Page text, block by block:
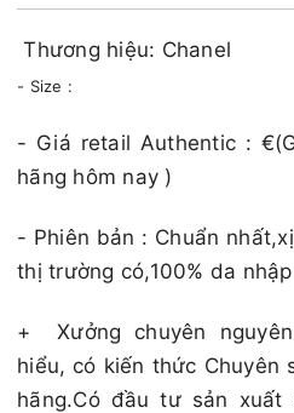
Thương hiệu: Chanel
- Size :
​​​- Giá retail Authentic :
hãng hôm nay )​​​
- Phiên bản : Chuẩn
thị trường có,100% da
+Xưởng chuyên
hiểu, có kiến thức Chuyên
hãng.Có đầu tư sản